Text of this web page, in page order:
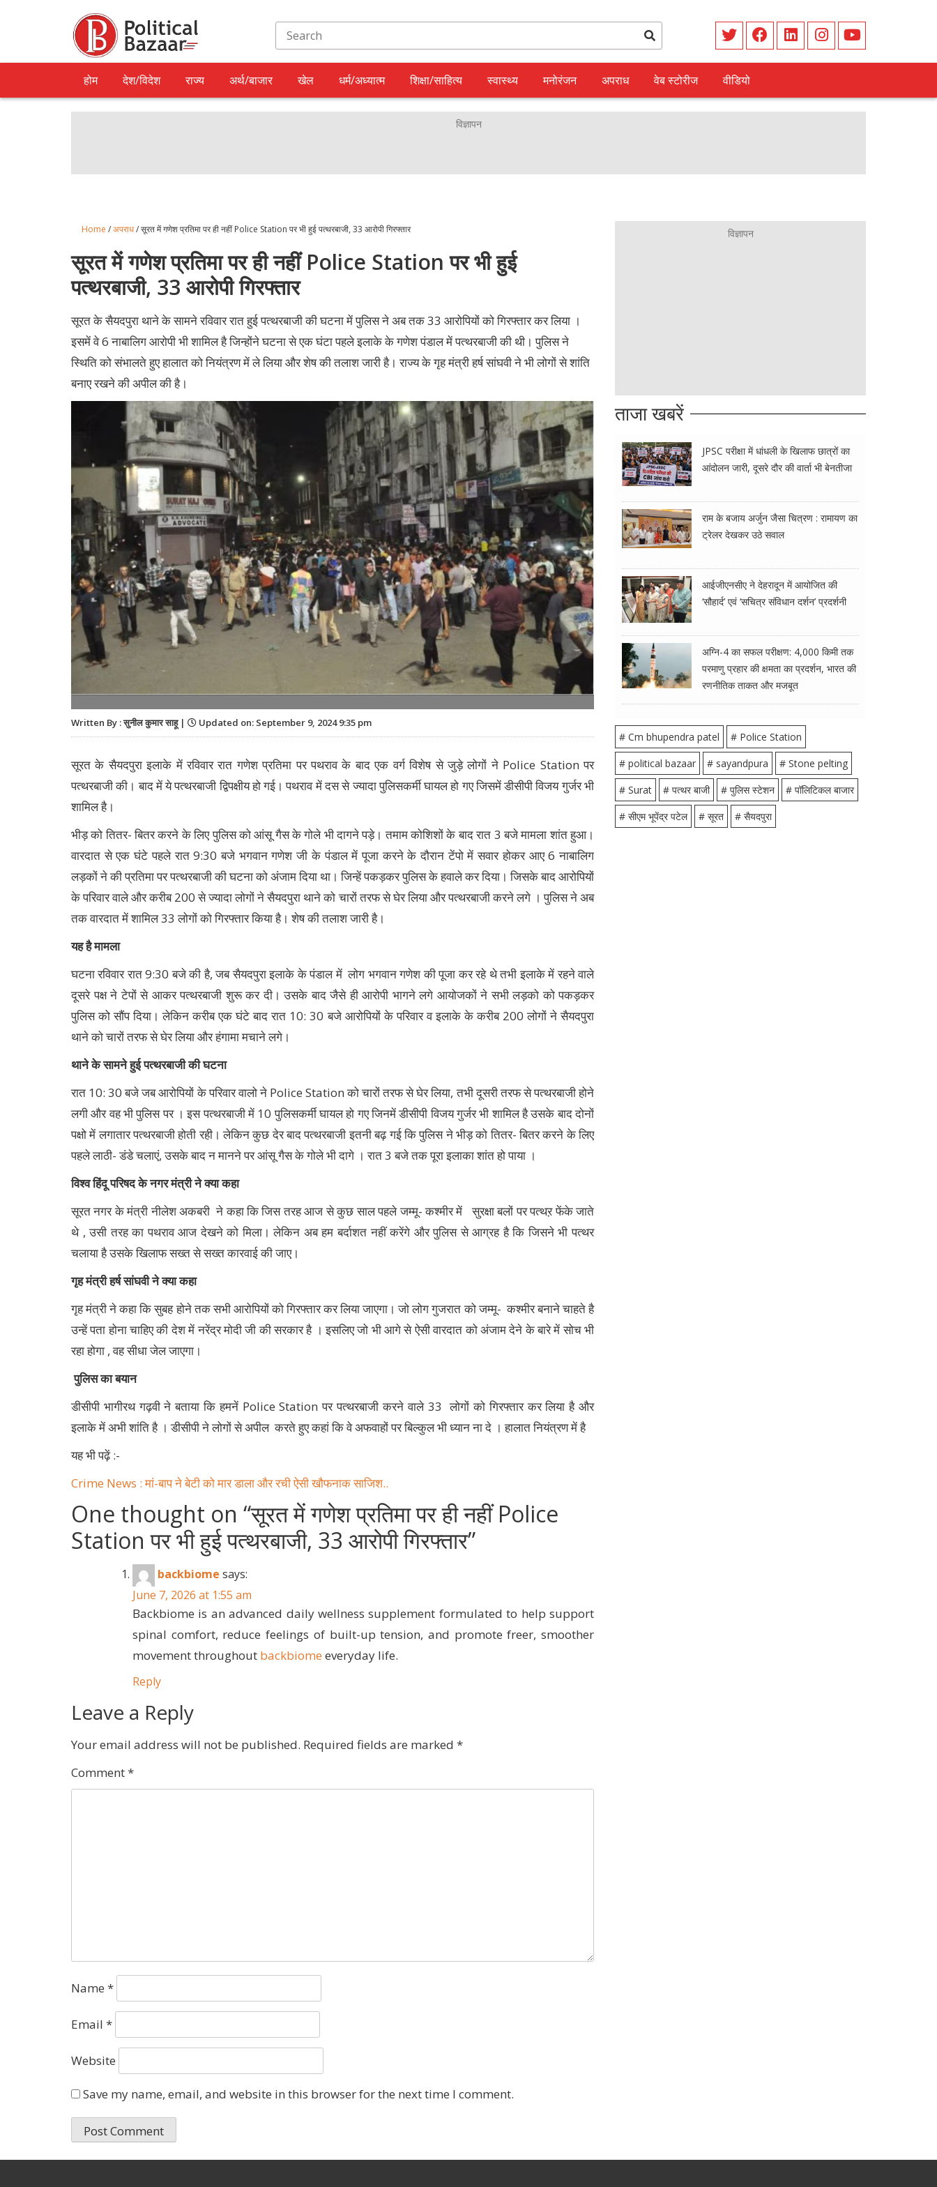
होम देश/विदेश राज्य अर्थ/बाजार खेल धर्म/अध्यात्म शिक्षा/साहित्य स्वास्थ्य मनोरंजन अपराध वेब स्टोरीज वीडियो
Home /अपराध/ सूरत में गणेश प्रतिमा पर ही नहीं Police Station पर भी हुई पत्थरबाजी, 33 आरोपी गिरफ्तार
सूरत में गणेश प्रतिमा पर ही नहीं Police Station पर भी हुई
पत्थरबाजी, 33 आरोपी गिरफ्तार
सूरत के सैयदपुरा थाने के सामने रविवार रात हुई पत्थरबाजी की घटना में पुलिस ने अब तक 33 आरोपियों को गिरफ्तार कर लिया ।
इसमें वे 6 नाबालिग आरोपी भी शामिल है जिन्होंने घटना से एक घंटा पहले इलाके के गणेश पंडाल में पत्थरबाजी की थी। पुलिस ने
स्थिति को संभालते हुए हालात को नियंत्रण में ले लिया और शेष की तलाश जारी है। राज्य के गृह मंत्री हर्ष सांघवी ने भी लोगों से शांति
बनाए रखने की अपील की है।
Written By : सुनील कुमार साहू | Updated on: September 9, 2024 9:35 pm
सूरत के सैयदपुरा इलाके में रविवार रात गणेश प्रतिमा पर पथराव के बाद एक वर्ग विशेष से जुड़े लोगों ने Police Station पर
पत्थरबाजी की। बाद में ये पत्थरबाजी द्विपक्षीय हो गई। पथराव में दस से ज्यादा पुलिसकर्मी घायल हो गए जिसमें डीसीपी विजय गुर्जर भी
शामिल है।
भीड़ को तितर- बितर करने के लिए पुलिस को आंसू गैस के गोले भी दागने पड़े। तमाम कोशिशों के बाद रात 3 बजे मामला शांत हुआ।
वारदात से एक घंटे पहले रात 9:30 बजे भगवान गणेश जी के पंडाल में पूजा करने के दौरान टेंपो में सवार होकर आए 6 नाबालिग
लड़कों ने की प्रतिमा पर पत्थरबाजी की घटना को अंजाम दिया था। जिन्हें पकड़कर पुलिस के हवाले कर दिया। जिसके बाद आरोपियों
के परिवार वाले और करीब 200 से ज्यादा लोगों ने सैयदपुरा थाने को चारों तरफ से घेर लिया और पत्थरबाजी करने लगे । पुलिस ने अब
तक वारदात में शामिल 33 लोगों को गिरफ्तार किया है। शेष की तलाश जारी है।
यह है मामला
घटना रविवार रात 9:30 बजे की है, जब सैयदपुरा इलाके के पंडाल में लोग भगवान गणेश की पूजा कर रहे थे तभी इलाके में रहने वाले
दूसरे पक्ष ने टेपों से आकर पत्थरबाजी शुरू कर दी। उसके बाद जैसे ही आरोपी भागने लगे आयोजकों ने सभी लड़को को पकड़कर
पुलिस को सौंप दिया। लेकिन करीब एक घंटे बाद रात 10: 30 बजे आरोपियों के परिवार व इलाके के करीब 200 लोगों ने सैयदपुरा
थाने को चारों तरफ से घेर लिया और हंगामा मचाने लगे।
थाने के सामने हुई पत्थरबाजी की घटना
रात 10: 30 बजे जब आरोपियों के परिवार वालो ने Police Station को चारों तरफ से घेर लिया, तभी दूसरी तरफ से पत्थरबाजी होने
लगी और वह भी पुलिस पर । इस पत्थरबाजी में 10 पुलिसकर्मी घायल हो गए जिनमें डीसीपी विजय गुर्जर भी शामिल है उसके बाद दोनों
पक्षो में लगातार पत्थरबाजी होती रही। लेकिन कुछ देर बाद पत्थरबाजी इतनी बढ़ गई कि पुलिस ने भीड़ को तितर- बितर करने के लिए
पहले लाठी- डंडे चलाएं, उसके बाद न मानने पर आंसू गैस के गोले भी दागे । रात 3 बजे तक पूरा इलाका शांत हो पाया ।
विश्व हिंदू परिषद के नगर मंत्री ने क्या कहा
सूरत नगर के मंत्री नीलेश अकबरी ने कहा कि जिस तरह आज से कुछ साल पहले जम्मू- कश्मीर में सुरक्षा बलों पर पत्थऱ फेंके जाते
थे , उसी तरह का पथराव आज देखने को मिला। लेकिन अब हम बर्दाशत नहीं करेंगे और पुलिस से आग्रह है कि जिसने भी पत्थर
चलाया है उसके खिलाफ सख्त से सख्त कारवाई की जाए।
गृह मंत्री हर्ष सांघवी ने क्या कहा
गृह मंत्री ने कहा कि सुबह होने तक सभी आरोपियों को गिरफ्तार कर लिया जाएगा। जो लोग गुजरात को जम्मू- कश्मीर बनाने चाहते है
उन्हें पता होना चाहिए की देश में नरेंद्र मोदी जी की सरकार है । इसलिए जो भी आगे से ऐसी वारदात को अंजाम देने के बारे में सोच भी
रहा होगा , वह सीधा जेल जाएगा।
पुलिस का बयान
डीसीपी भागीरथ गढ़वी ने बताया कि हमनें Police Station पर पत्थरबाजी करने वाले 33 लोगों को गिरफ्तार कर लिया है और
इलाके में अभी शांति है । डीसीपी ने लोगों से अपील करते हुए कहां कि वे अफवाहों पर बिल्कुल भी ध्यान ना दे । हालात नियंत्रण में है
यह भी पढ़ें :-
Crime News : मां-बाप ने बेटी को मार डाला और रची ऐसी खौफनाक साजिश..
One thought on “सूरत में गणेश प्रतिमा पर ही नहीं Police
Station पर भी हुई पत्थरबाजी, 33 आरोपी गिरफ्तार”
backbiome says:
June 7, 2026 at 1:55 am
Backbiome is an advanced daily wellness supplement formulated to help support
spinal comfort, reduce feelings of built-up tension, and promote freer, smoother
movement throughout backbiome everyday life.
Reply
Leave a Reply
Your email address will not be published. Required fields are marked *
Comment*
Name *
Email *
Website
Save my name, email, and website in this browser for the next time I comment.
ताजा खबरें
JPSC परीक्षा में धांधली के खिलाफ छात्रों का
आंदोलन जारी, दूसरे दौर की वार्ता भी बेनतीजा
राम के बजाय अर्जुन जैसा चित्रण : रामायण का
ट्रेलर देखकर उठे सवाल
आईजीएनसीए ने देहरादून में आयोजित की
‘सौहार्द’ एवं ‘सचित्र संविधान दर्शन’ प्रदर्शनी
अग्नि-4 का सफल परीक्षण: 4,000 किमी तक
परमाणु प्रहार की क्षमता का प्रदर्शन, भारत की
रणनीतिक ताकत और मजबूत
# Cm bhupendra patel
# Police Station
# political bazaar
# sayandpura
# Stone pelting
# Surat
# पत्थर बाजी # पुलिस स्टेशन
# पॉलिटिकल बाजार
# सीएम भूपेंद्र पटेल
# सूरत # सैयदपुरा